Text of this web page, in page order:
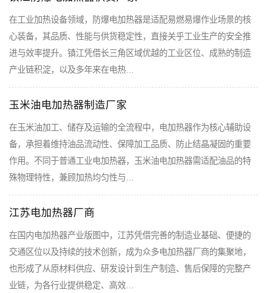
在工业加热设备领域，防爆电加热器是适配易燃易爆作业场景的核
心装备，其品质、性能与供货稳定性，直接关乎工业生产的安全推
进与效率提升。镇江凭借长三角区域优越的工业区位、成熟的制造
产业链积淀，以及多年来在电热…
玉米油电加热器制造厂家
在玉米油加工、储存及运输的全流程中，电加热器作为核心辅助设
备，承担着维持油品流动性、保障加工品质、防止结晶凝固的重要
作用。不同于普通工业电加热器，玉米油电加热器需适配油品的特
殊物理特性，兼顾加热均匀性与…
江苏电加热器厂商
在国内电加热器产业版图中，江苏凭借完善的制造业基础、便捷的
交通区位以及持续的技术创新，成为众多电加热器厂商的集聚地，
也形成了从原材料供应、研发设计到生产制造、售后保障的完整产
业链，为各行业提供稳定、高效…